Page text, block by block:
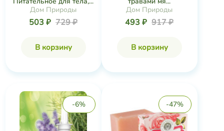
Дом Природы
503 ₽ 729 ₽
В корзину
Дом Природы
493 ₽ 917 ₽
В корзину
-6% -47%